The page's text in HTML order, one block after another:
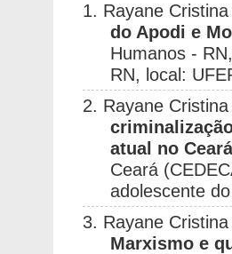
1. Rayane
do Apodi e
Humanos -
RN, local:
2. Rayane
atual no
Ceará
adolescente
3. Rayane
Marxismo e